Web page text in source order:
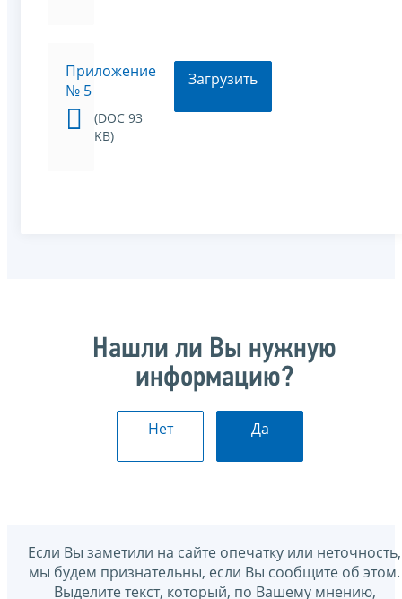
Приложение
№ 5
(DOC 93
KB)
Загрузить
Нашли ли Вы нужную
информацию?
Нет Да
Если Вы заметили на сайте опечатку или неточность,
мы будем признательны, если Вы сообщите об этом.
Выделите текст, который, по Вашему мнению,